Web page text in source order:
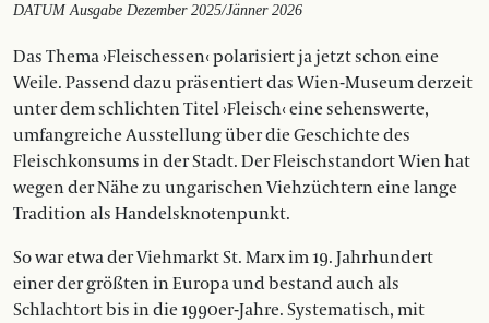
DATUM Ausgabe Dezember 2025/Jänner 2026
Das Thema ›Fleischessen‹ polarisiert ja jetzt schon eine
Weile. Passend dazu präsentiert das Wien-Museum derzeit
unter dem schlichten Titel ›Fleisch‹ eine sehenswerte,
umfangreiche Ausstellung über die Geschichte des
Fleischkonsums in der Stadt. Der Fleischstandort Wien hat
wegen der Nähe zu ungarischen Viehzüchtern eine lange
Tradition als Handelsknotenpunkt.
So war etwa der Viehmarkt St. Marx im 19. Jahrhundert
einer der größten in Europa und bestand auch als
Schlachtort bis in die 1990er-Jahre. Systematisch, mit